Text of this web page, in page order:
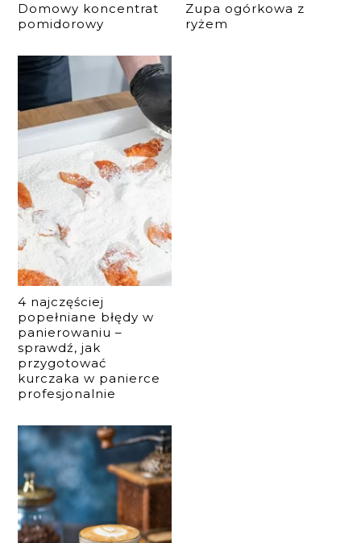
Domowy koncentrat
pomidorowy
Zupa ogórkowa z
ryżem
4 najczęściej
popełniane błędy w
panierowaniu –
sprawdź, jak
przygotować
kurczaka w panierce
profesjonalnie